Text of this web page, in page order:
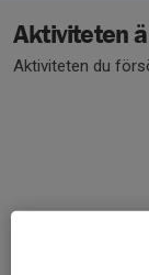
Aktiviteten
Aktiviteten du